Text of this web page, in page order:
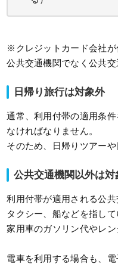
※クレジットカード会社
公共交通機関でなく公共交
日帰り旅行は対象外
通常、利用付帯の適用条件
なければなりません。
そのため、日帰りツアー
公共交通機関以外は対
利用付帯が適用される公共
タクシー、船などを指し
家用車のガソリン代やレン
電車を利用する場合も、